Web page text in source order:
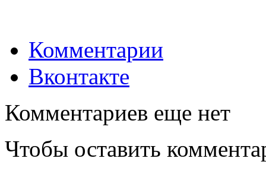
Комментарии
Вконтакте
Комментариев еще нет
Чтобы оставить